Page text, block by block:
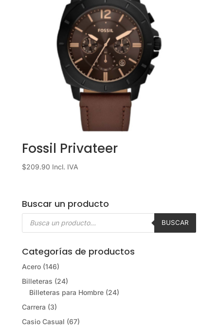
Fossil Privateer
$209.90 Incl. IVA
Buscar un producto
Búsqueda
BUSCAR
Categorías de productos
Acero (146)
Billeteras (24)
Billeteras para Hombre (24)
Carrera (3)
Casio Casual (67)